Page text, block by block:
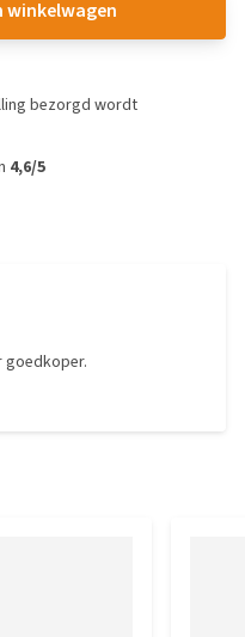
winkelwagen
bezorgd wordt
4,6/5
goedkoper.